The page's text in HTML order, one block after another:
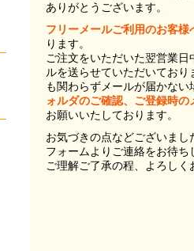
ありがとうございます。
フリーメールご利用のお客様
ります。
ご注文をいただいた翌営業
ルを送らせていただいてお
も関わらずメールが届かない
ォルダのご確認、ご登録時
お願いいたしております。
お気づきの点などございま
フォームよりご連絡をお待ち
ご理解ご了承の程、よろし